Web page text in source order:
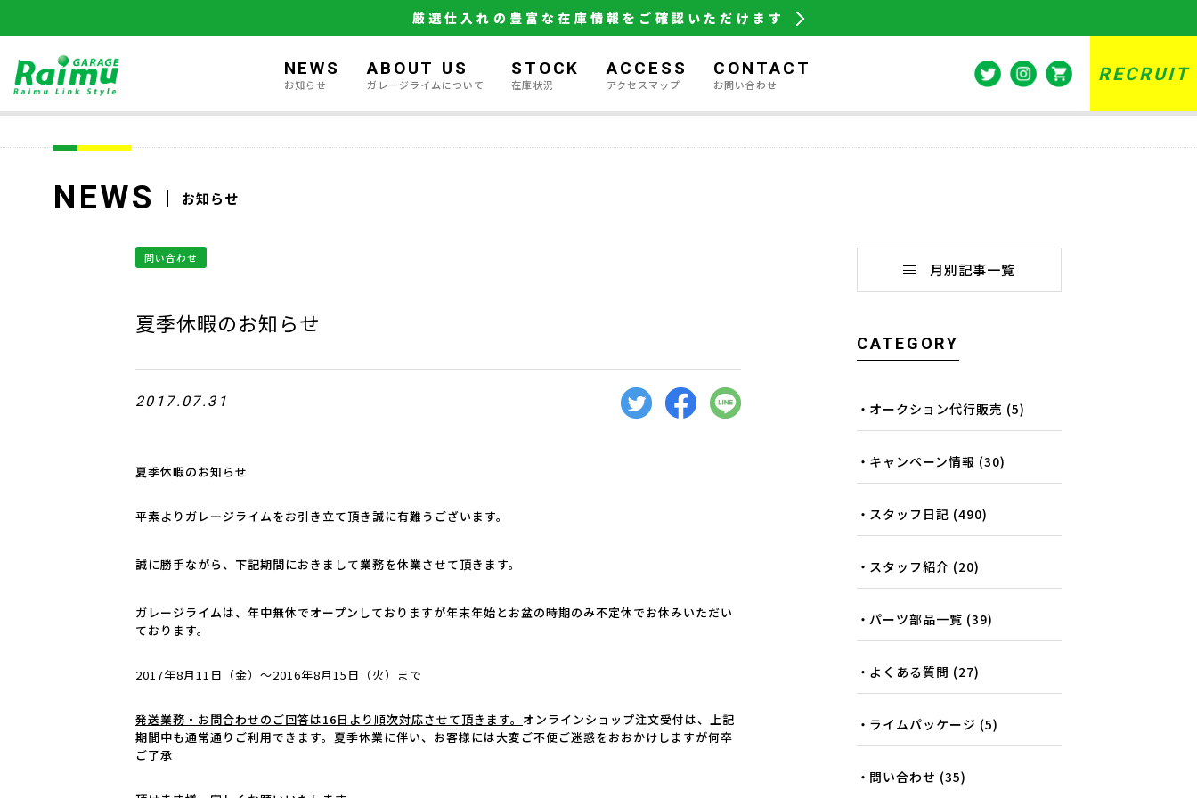
厳選仕入れの豊富な在庫情報をご確認いただけます
NEWS
お知らせ
ABOUT US
ガレージライムについて
STOCK
在庫状況
ACCESS
アクセスマップ
CONTACT
お問い合わせ
RECRUIT
NEWS お知らせ
問い合わせ
夏季休暇のお知らせ
2017.07.31
夏季休暇のお知らせ
平素よりガレージライムをお引き立て頂き誠に有難うございます。
誠に勝手ながら、下記期間におきまして業務を休業させて頂きます。
ガレージライムは、年中無休でオープンしておりますが年末年始とお盆の時期のみ不定休でお休みいただい
ております。
2017年8月11日（金）～2016年8月15日（火）まで
発送業務・お問合わせのご回答は16日より順次対応させて頂きます。 オンラインショップ注文受付は、上記
期間中も通常通りご利用できます。夏季休業に伴い、お客様には大変ご不便ご迷惑をおおかけしますが何卒
ご了承
月別記事一覧
CATEGORY
オークション代行販売 (5)
キャンペーン情報 (30)
スタッフ日記 (490)
スタッフ紹介 (20)
パーツ部品一覧 (39)
よくある質問 (27)
ライムパッケージ (5)
問い合わせ (35)